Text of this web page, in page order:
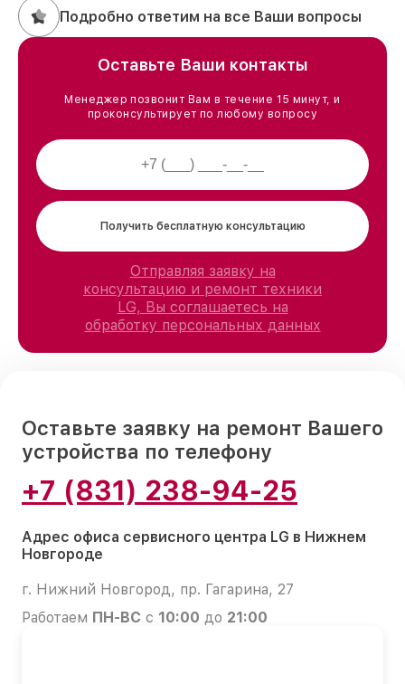
Подробно ответим на все Ваши вопросы
Оставьте Ваши контакты
Менеджер позвонит Вам в течение 15 минут, и
проконсультирует по любому вопросу
Получить бесплатную консультацию
Отправляя заявку на
консультацию и ремонт техники
LG, Вы соглашаетесь на
обработку персональных данных
Оставьте заявку на ремонт Вашего
устройства по телефону
+7 (831) 238-94-25
Адрес офиса сервисного центра LG в Нижнем
Новгороде
г. Нижний Новгород, пр. Гагарина, 27
Работаем ПН-ВС с 10:00 до 21:00